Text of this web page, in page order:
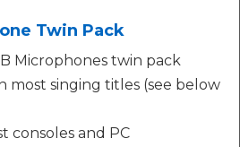
Twin Pack
Microphones twin pack
most singing titles (see below
consoles and PC